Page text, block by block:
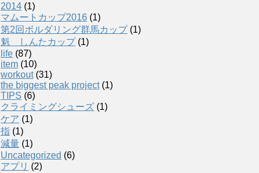
2014 (1)
マムートカップ2016 (1)
第2回ボルダリング群馬カップ(1)
魁 しんたカップ(1)
life (87)
item (10)
workout(31)
the biggest peak project(1)
TIPS (6)
クライミングシューズ (1)
ケア (1)
指 (1)
減量 (1)
Uncategorized (6)
アプリ (2)